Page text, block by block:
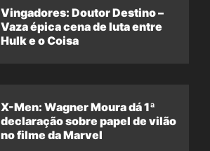
Vingadores: Doutor Destino –
Vaza épica cena de luta entre
Hulk e o Coisa
X-Men: Wagner Moura dá 1ª
declaração sobre papel de vilão
no filme da Marvel